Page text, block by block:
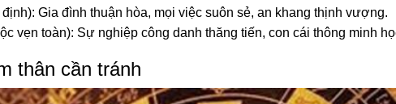
Gia đình thuận hòa, mọi việc suôn sẻ, an khang thịnh vượng.
vẹn toàn): Sự nghiệp công danh thăng tiến, con cái thông minh
thân cần tránh